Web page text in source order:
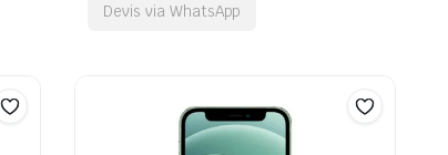
Devis via WhatsApp